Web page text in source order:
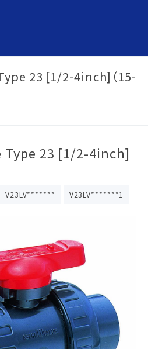
23 [1/2-4inch]（15-
Type 23 [1/2-4inch]
V23LV******* V23LV*******1